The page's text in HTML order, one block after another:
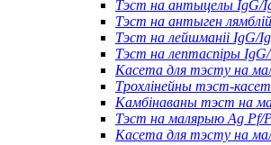
Тэст на антыцелы IgG/
Тэст на антыген
Тэст на лейшманіі IgG/
Тэст на лептаспіры
Касета для тэсту на
Трохлінейны тэст-
Камбінаваны тэст на
Тэст на малярыю Ag Pf/
Касета для тэсту на